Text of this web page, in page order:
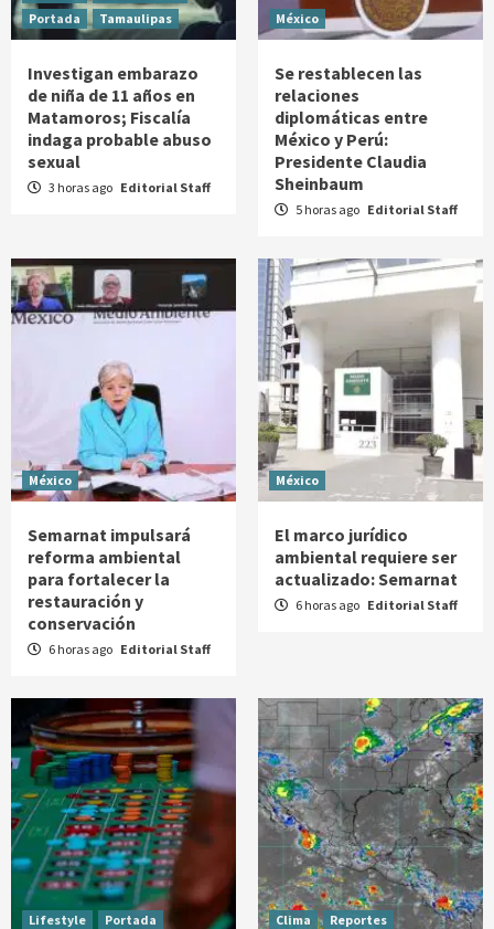
Portada
Tamaulipas
Investigan embarazo
de niña de 11 años en
Matamoros; Fiscalía
indaga probable abuso
sexual
3 horas ago Editorial Staff
México
Se restablecen las
relaciones
diplomáticas entre
México y Perú:
Presidente Claudia
Sheinbaum
5 horas ago Editorial Staff
México
Semarnat impulsará
reforma ambiental
para fortalecer la
restauración y
conservación
6 horas ago Editorial Staff
México
El marco jurídico
ambiental requiere ser
actualizado: Semarnat
6 horas ago Editorial Staff
Lifestyle Portada Clima Reportes